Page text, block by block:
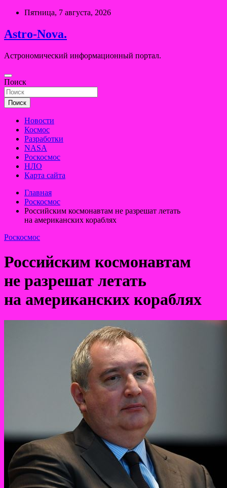
Перейти
содержимому
Пятница, 7 августа, 2026
Astro-Nova.
Астрономический информационный портал.
Поиск
Поиск
Новости
Космос
Разработки
NASA
Роскосмос
НЛО
Карта сайта
Главная
Роскосмос
Российским космонавтам не разрешат летать
на американских кораблях
Роскосмос
Российским космонавтам
не разрешат летать
на американских кораблях